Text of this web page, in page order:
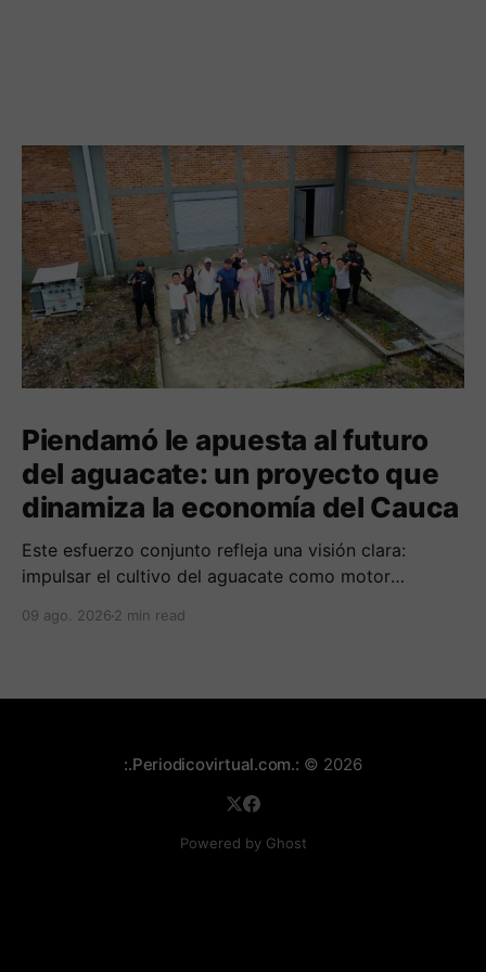
Piendamó le apuesta al futuro
del aguacate: un proyecto que
dinamiza la economía del Cauca
Este esfuerzo conjunto refleja una visión clara:
impulsar el cultivo del aguacate como motor
campesinas de la región.
09 ago. 2026 2 min read
:.Periodicovirtual.com.: © 2026
Powered by Ghost